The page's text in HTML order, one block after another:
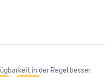
in der Regel besser.